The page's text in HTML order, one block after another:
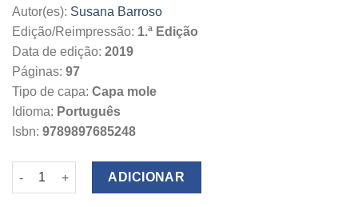
Autor(es): Susana Barroso
Edição/Reimpressão: 1.ª Edição
Data de edição: 2019
Páginas: 97
Tipo de capa: Capa mole
Idioma: Português
Isbn: 9789897685248
Quantidade de O Abuso do Direito de Ação
ADICIONAR